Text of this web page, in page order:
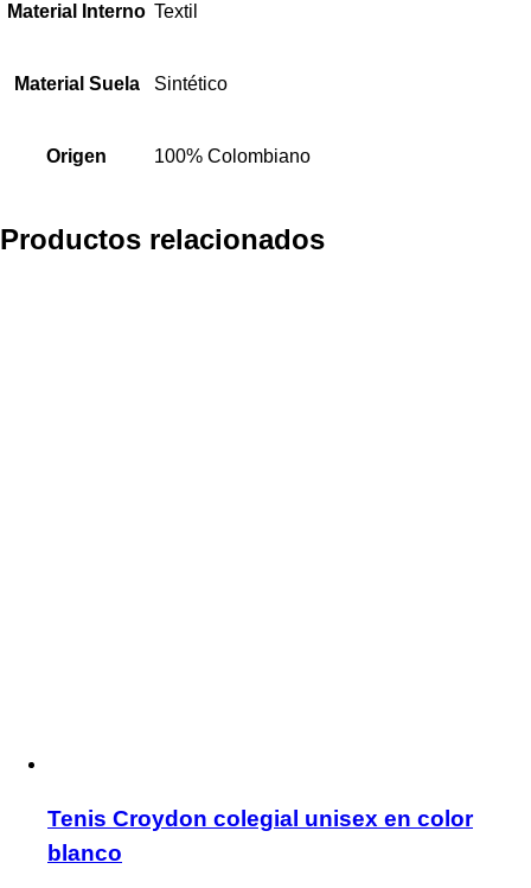
Material Interno Textil
Material Suela Sintético
Origen 100% Colombiano
Productos relacionados
Tenis Croydon colegial unisex en color
blanco